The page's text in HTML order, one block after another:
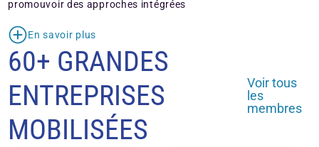
promouvoir des approches intégrées
En savoir plus
60+ GRANDES
ENTREPRISES
MOBILISÉES
Voir tous
les
membres